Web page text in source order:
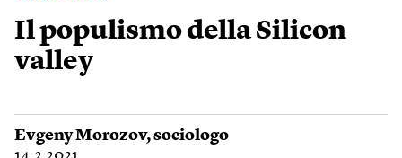
Il populismo della Silicon
valley
Evgeny Morozov, sociologo